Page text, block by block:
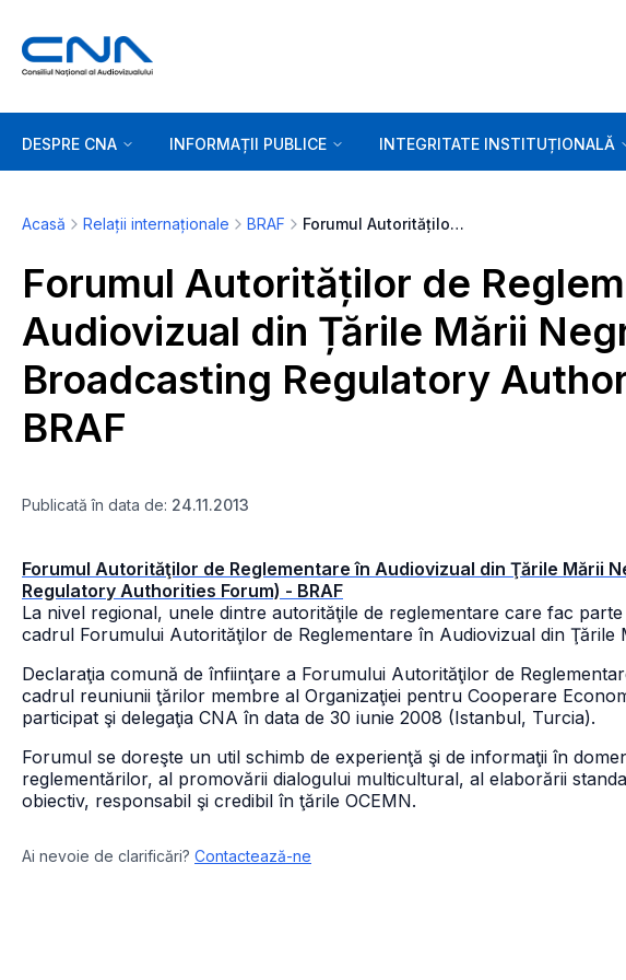
DESPRE CNA INFORMAȚII PUBLICE INTEGRITATE INSTITUȚIONALĂ
Acasă Relații internaționale BRAF Forumul Autorităților de Reglementare în Audiovizual din Țările Mării Negre (Black Sea Broadcasting Regulatory Authorities Forum) - BRAF
Forumul Autorităților de
Audiovizual din Țările Mării
Broadcasting Regulatory
BRAF
Publicată în data de: 24.11.2013
Forumul Autorităţilor de Reglementare în Audiovizual din Ţările Mării
Regulatory Authorities Forum) - BRAF
La nivel regional, unele dintre autorităţile de reglementare care fac
cadrul Forumului Autorităţilor de Reglementare în Audiovizual din Ţările
Declaraţia comună de înfiinţare a Forumului Autorităţilor de
cadrul reuniunii ţărilor membre al Organizaţiei pentru Cooperare
participat şi delegaţia CNA în data de 30 iunie 2008 (Istanbul, Turcia).
Forumul se doreşte un util schimb de experienţă şi de informaţii în
reglementărilor, al promovării dialogului multicultural, al elaborării
obiectiv, responsabil şi credibil în ţările OCEMN.
Ai nevoie de clarificări? Contactează-ne